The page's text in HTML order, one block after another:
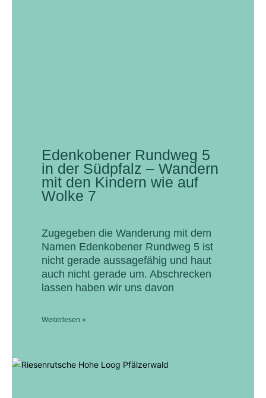
Edenkobener Rundweg 5
in der Südpfalz – Wandern
mit den Kindern wie auf
Wolke 7
Zugegeben die Wanderung mit dem
Namen Edenkobener Rundweg 5 ist
nicht gerade aussagefähig und haut
auch nicht gerade um. Abschrecken
lassen haben wir uns davon
Weiterlesen »